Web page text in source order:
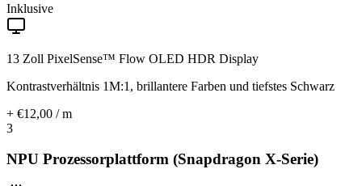
Inklusive
13 Zoll PixelSense™ Flow OLED HDR Display
Kontrastverhältnis 1M:1, brillantere Farben und tiefstes Schwarz
+ €12,00 / m
3
NPU Prozessorplattform (Snapdragon X-Serie)